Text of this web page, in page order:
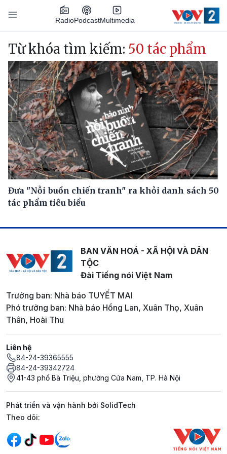
Nhảy đến nội dung
RadioPodcastMultimedia
Main navigation
Từ khóa tìm kiếm: 50 tác phẩm
Đưa "Nỗi buồn chiến tranh" ra khỏi danh sách 50
tác phẩm tiêu biểu
BAN VĂN HOÁ - XÃ HỘI VÀ DÂN
TỘC
Đài Tiếng nói Việt Nam
Trưởng ban: Nhà báo TUYẾT MAI
Phó trưởng ban: Nhà báo Hồng Lan, Xuân Thọ, Xuân
Thân, Hoài Thu
Liên hệ
84-24-39365555
84-24-39342724
41-43 phố Bà Triệu, phường Cửa Nam, TP. Hà Nội
Phát triển và vận hành bởi SolidTech
Mạng xã hội
Theo dõi: